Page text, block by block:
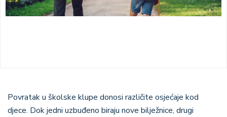
Povratak u školske klupe donosi različite osjećaje kod
djece. Dok jedni uzbuđeno biraju nove bilježnice, drugi